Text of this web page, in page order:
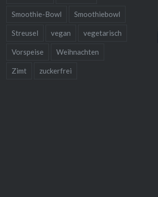
Smoothie-Bowl Smoothiebowl
Streusel vegan vegetarisch
Vorspeise Weihnachten
Zimt zuckerfrei